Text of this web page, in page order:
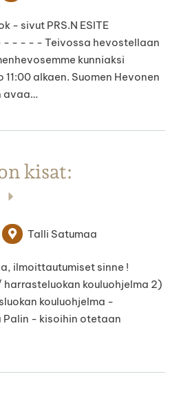
- sivut PRS.N ESITE
- - - - - Teivossa hevostellaan
kunniaksi
alkaen. Suomen Hevonen
avaa…
kisat:
Talli Satumaa
ilmoittautumiset sinne !
harrasteluokan kouluohjelma 2)
kouluohjelma -
Palin - kisoihin otetaan